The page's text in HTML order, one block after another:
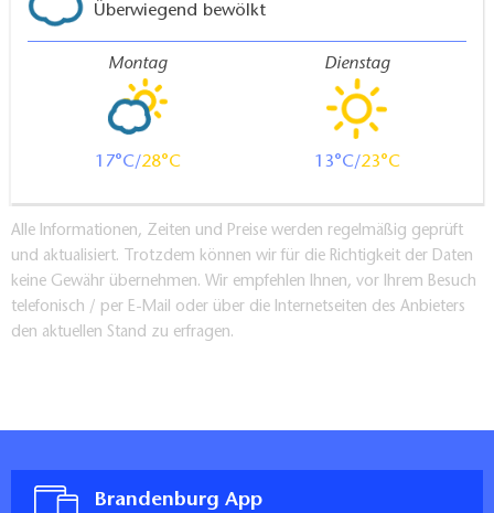
Überwiegend bewölkt
Montag
17 28
Dienstag
13 23
Alle Informationen, Zeiten und Preise werden regelmäßig geprüft
und aktualisiert. Trotzdem können wir für die Richtigkeit der Daten
keine Gewähr übernehmen. Wir empfehlen Ihnen, vor Ihrem Besuch
telefonisch / per E-Mail oder über die Internetseiten des Anbieters
den aktuellen Stand zu erfragen.
Brandenburg App